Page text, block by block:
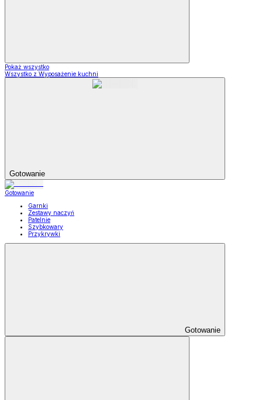
Pokaż wszystko
Wszystko z Wyposażenie kuchni
Gotowanie
Gotowanie
Garnki
Zestawy naczyń
Patelnie
Szybkowary
Przykrywki
Gotowanie